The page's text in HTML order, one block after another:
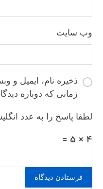
وب‌ سایت
ذخیره نام، ایمیل و
زمانی که دوباره
لطفا پاسخ را به عدد
4 × 5 =
فرستادن دیدگاه